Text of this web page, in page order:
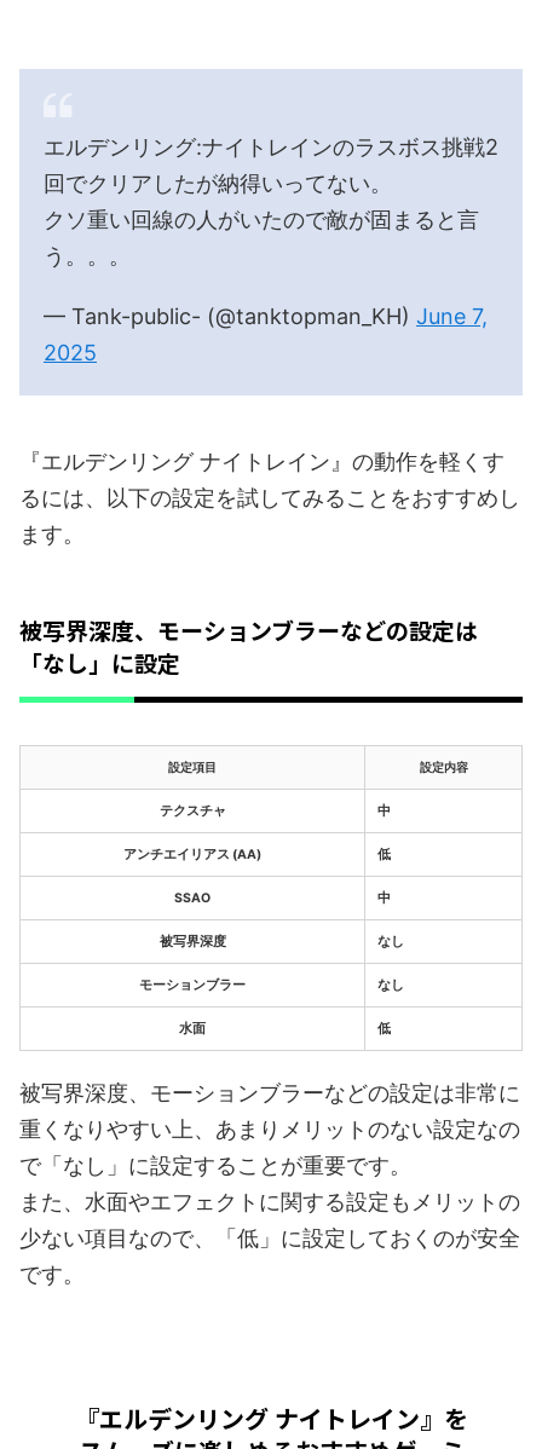
エルデンリング:ナイトレインのラスボス挑戦2
回でクリアしたが納得いってない。
クソ重い回線の人がいたので敵が固まると言
う。。。
— Tank-public- (@tanktopman_KH) June 7,
2025
『エルデンリング ナイトレイン』の動作を軽くす
るには、以下の設定を試してみることをおすすめし
ます。
被写界深度、モーションブラーなどの設定は
「なし」に設定
設定項目 設定内容
テクスチャ 中
アンチエイリアス (AA) 低
SSAO 中
被写界深度 なし
モーションブラー なし
水面 低
被写界深度、モーションブラーなどの設定は非常に
重くなりやすい上、あまりメリットのない設定なの
で「なし」に設定することが重要です。
また、水面やエフェクトに関する設定もメリットの
少ない項目なので、「低」に設定しておくのが安全
です。
『エルデンリング ナイトレイン』を